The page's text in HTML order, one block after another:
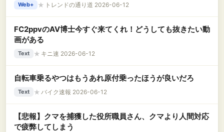
Web+ ★ トレンドの通り道 2026-06-12
FC2ppvのAV博士今すぐ来てくれ！どうしても抜きたい動
画がある
Text ★ キニ速 2026-06-12
自転車乗るやつはもうあれ原付乗ったほうが良いだろ
Text ★ バイク速報 2026-06-12
【悲報】クマを捕獲した役所職員さん、クマより人間対応
で疲弊してしまう